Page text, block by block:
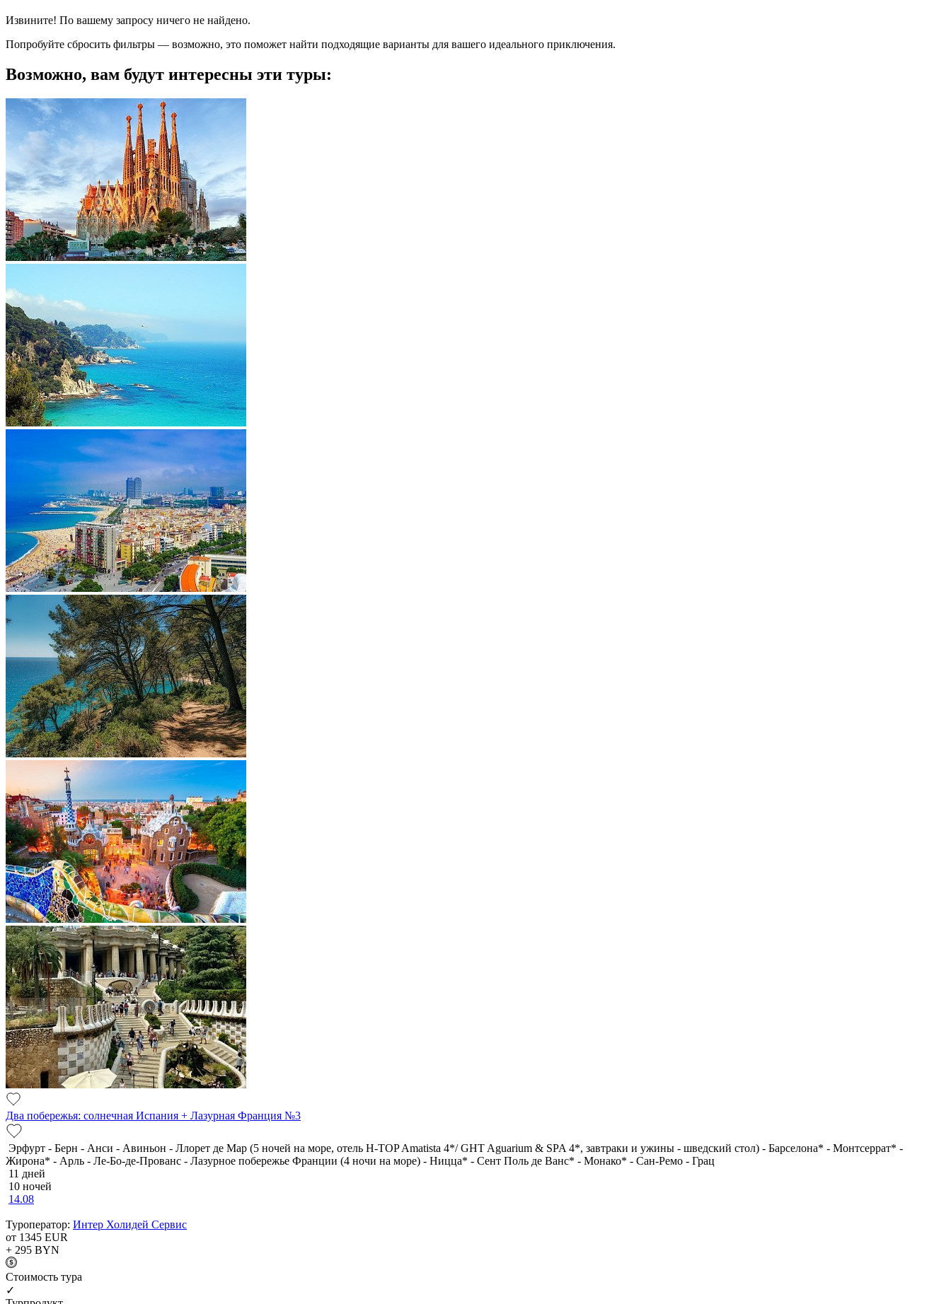
Извините! По вашему запросу ничего не найдено.
Попробуйте сбросить фильтры — возможно, это поможет найти подходящие варианты для вашего идеального приключения.
Возможно, вам будут интересны эти туры:
Два побережья: солнечная Испания + Лазурная Франция №3
Эрфурт - Берн - Анси - Авиньон - Ллорет де Мар (5 ночей на море, отель H-TOP Amatista 4*/ GHT Aguarium & SPA 4*, завтраки и ужины - шведский стол) - Барселона* - Монтсеррат* -
Жирона* - Арль - Ле-Бо-де-Прованс - Лазурное побережье Франции (4 ночи на море) - Ницца* - Сент Поль де Ванс* - Монако* - Сан-Ремо - Грац
11 дней
10 ночей
14.08
Туроператор: Интер Холидей Сервис
от 1345 EUR
+ 295 BYN
Cтоимость тура
✓